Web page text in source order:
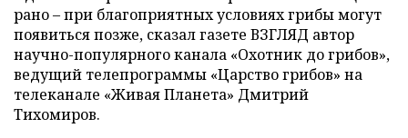
рано – при благоприятных условиях грибы могут
появиться позже, сказал газете ВЗГЛЯД автор
научно-популярного канала «Охотник до грибов»,
ведущий телепрограммы «Царство грибов» на
телеканале «Живая Планета» Дмитрий
Тихомиров.